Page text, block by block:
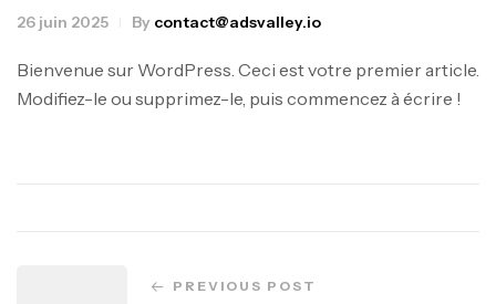
26 juin 2025 By contact@adsvalley.io
Bienvenue sur WordPress. Ceci est votre premier article.
Modifiez-le ou supprimez-le, puis commencez à écrire !
PREVIOUS POST